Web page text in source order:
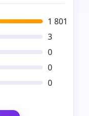
1 801
3
0
0
0